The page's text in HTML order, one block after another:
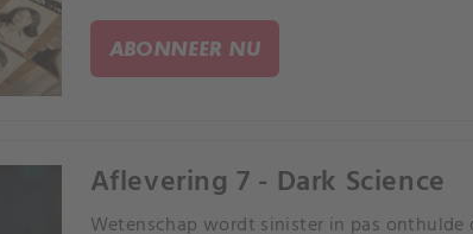
ABONNEER NU
Aflevering 7 - Dark Science
Wetenschap wordt sinister in pas